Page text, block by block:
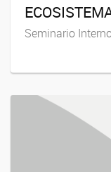
Seminario